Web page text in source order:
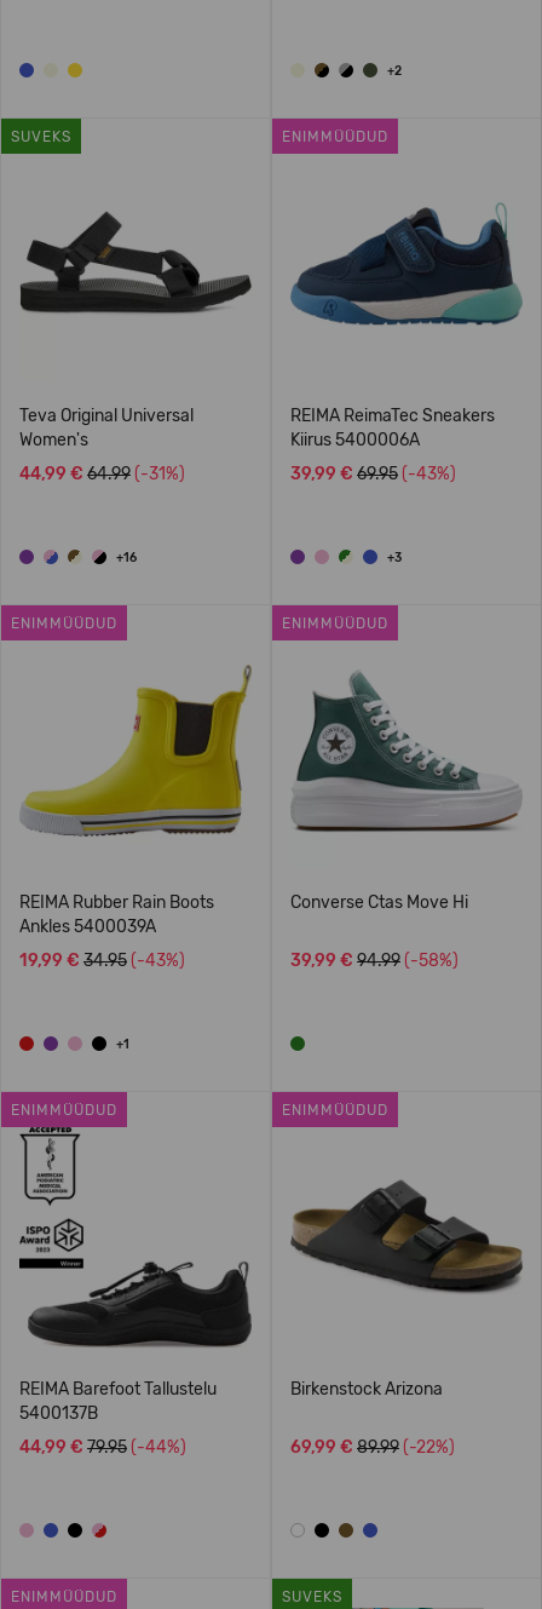
+2
SUVEKS
Teva Original Universal
Women's
44,99 € 64.99 (-31%)
+16
ENIMMÜÜDUD
REIMA ReimaTec Sneakers
Kiirus 5400006A
39,99 € 69.95 (-43%)
+3
ENIMMÜÜDUD
REIMA Rubber Rain Boots
Ankles 5400039A
19,99 € 34.95 (-43%)
+1
ENIMMÜÜDUD
Converse Ctas Move Hi
39,99 € 94.99 (-58%)
ENIMMÜÜDUD
REIMA Barefoot Tallustelu
5400137B
44,99 € 79.95 (-44%)
ENIMMÜÜDUD
Birkenstock Arizona
69,99 € 89.99 (-22%)
ENIMMÜÜDUD SUVEKS